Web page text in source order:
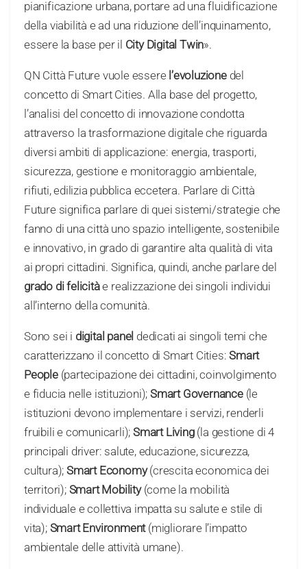
pianificazione urbana, portare ad una fluidificazione
della viabilità e ad una riduzione dell’inquinamento,
essere la base per il City Digital Twin».
QN Città Future vuole essere l’evoluzionedel
concetto di Smart Cities. Alla base del progetto,
l’analisi del concetto di innovazione condotta
attraverso la trasformazione digitale che riguarda
diversi ambiti di applicazione: energia, trasporti,
sicurezza, gestione e monitoraggio ambientale,
rifiuti, edilizia pubblica eccetera. Parlare di Città
Future significa parlare di quei sistemi/strategie che
fanno di una città uno spazio intelligente, sostenibile
e innovativo, in grado di garantire alta qualità di vita
ai propri cittadini. Significa, quindi, anche parlare del
grado di felicitàe realizzazione dei singoli individui
all’interno della comunità.
Sono sei i digital panel dedicati ai singoli temi che
caratterizzano il concetto di Smart Cities:Smart
People(partecipazione dei cittadini, coinvolgimento
e fiducia nelle istituzioni);Smart Governance(le
istituzioni devono implementare i servizi, renderli
fruibili e comunicarli);Smart Living(la gestione di 4
principali driver: salute, educazione, sicurezza,
cultura); Smart Economy(crescita economica dei
territori); Smart Mobility(come la mobilità
individuale e collettiva impatta su salute e stile di
vita); Smart Environment(migliorare l’impatto
ambientale delle attività umane).